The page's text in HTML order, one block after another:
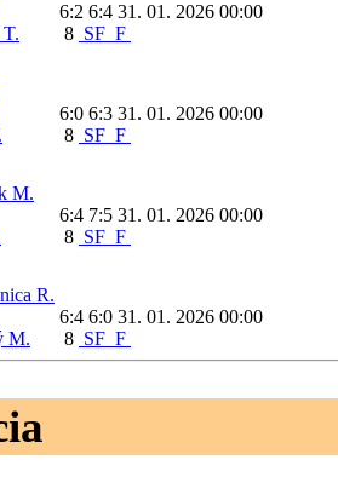
6:2 6:4 31. 01. 2026 00:00
8 SF F
6:0 6:3 31. 01. 2026 00:00
8 SF F
M.
6:4 7:5 31. 01. 2026 00:00
8 SF F
R.
6:4 6:0 31. 01. 2026 00:00
M. 8 SF F